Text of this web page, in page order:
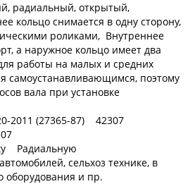
радиальный, открытый,
кольцо снимается в одну сторону,
роликами, Внутреннее
а наружное кольцо имеет два
работы на малых и средних
самоустанавливающимся, поэтому
вала при установке
2011 (27365-87) 42307
Радиальную
сельхоз технике, в
оборудования и пр.